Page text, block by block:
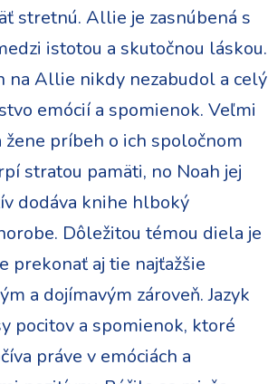
stretnú. Allie je zasnúbená s
istotou a skutočnou láskou.
na Allie nikdy nezabudol a celý
emócií a spomienok. Veľmi
príbeh o ich spoločnom
stratou pamäti, no Noah jej
dodáva knihe hlboký
Dôležitou témou diela je
prekonať aj tie najťažšie
a dojímavým zároveň. Jazyk
pocitov a spomienok, ktoré
práve v emóciách a